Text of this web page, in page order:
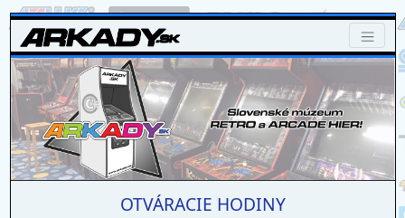
OTVÁRACIE HODINY